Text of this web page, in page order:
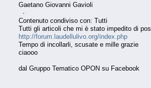
Gaetano Giovanni Gavioli
·
Contenuto condiviso con: Tutti
Tutti gli articoli che mi è stato impedito di
http://forum.laudellulivo.org/index.php
Tempo di incollarli, scusate e mille grazie
ciaooo
dal Gruppo Tematico OPON su Facebook